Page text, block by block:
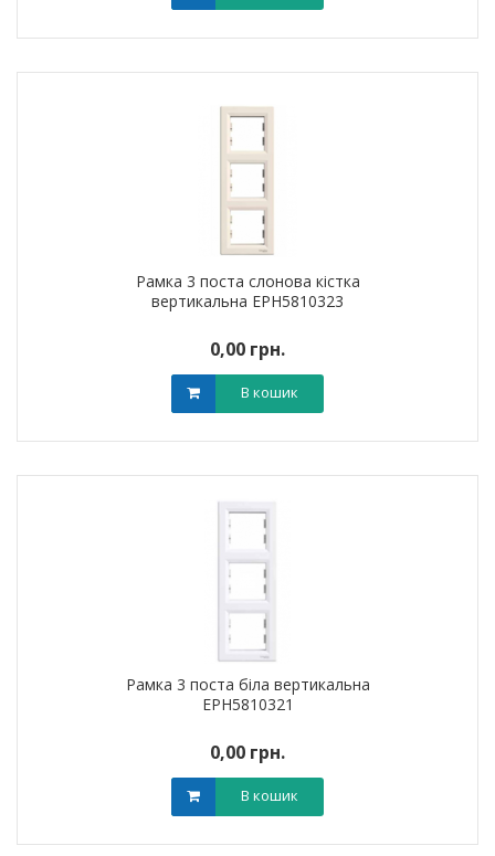
Рамка 3 поста слонова кістка
вертикальна EPH5810323
0,00 грн.
В кошик
Рамка 3 поста біла вертикальна
EPH5810321
0,00 грн.
В кошик